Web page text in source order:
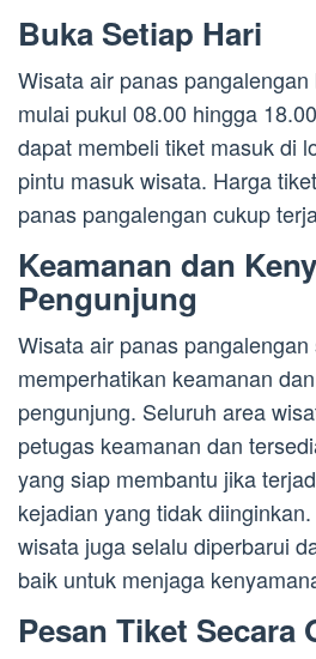
Buka Setiap Hari
Wisata air panas
mulai pukul 08.00 hingga
dapat membeli tiket masuk di
pintu masuk wisata. Harga
panas pangalengan cukup
Keamanan dan
Pengunjung
Wisata air panas pangalengan
memperhatikan keamanan
pengunjung. Seluruh area
petugas keamanan dan
yang siap membantu jika
kejadian yang tidak
wisata juga selalu diperbarui
baik untuk menjaga
Pesan Tiket Secara